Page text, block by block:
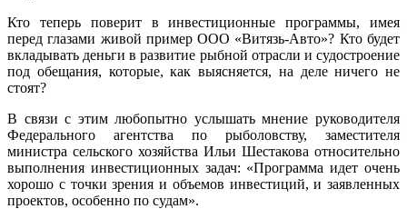
Кто теперь поверит в инвестиционные программы, имея
перед глазами живой пример ООО «Витязь-Авто»? Кто будет
вкладывать деньги в развитие рыбной отрасли и судостроение
под обещания, которые, как выясняется, на деле ничего не
стоят?
В связи с этим любопытно услышать мнение руководителя
Федерального агентства по рыболовству, заместителя
министра сельского хозяйства Ильи Шестакова относительно
выполнения инвестиционных задач: «Программа идет очень
хорошо с точки зрения и объемов инвестиций, и заявленных
проектов, особенно по судам».